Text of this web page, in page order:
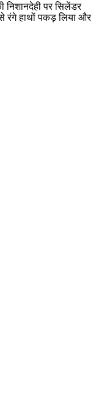
पर सिलेंडर
रंगे हाथों पकड़ लिया और